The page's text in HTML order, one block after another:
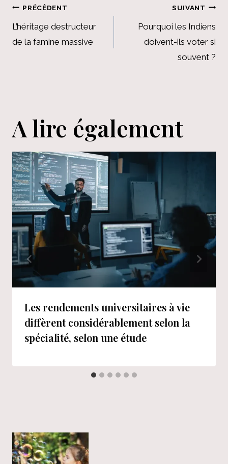
Navigation
de
PRÉCÉDENT
L’héritage destructeur
de la famine massive
SUIVANT
Pourquoi les Indiens
doivent-ils voter si
souvent ?
A lire également
Les rendements universitaires à vie
diffèrent considérablement selon la
spécialité, selon une étude